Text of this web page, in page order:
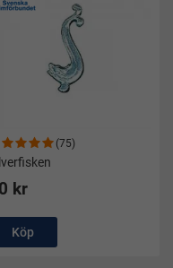
(75)
kr
Köp